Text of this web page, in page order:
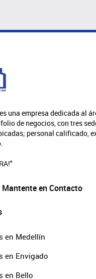
una empresa dedicada al
de negocios, con tres
personal calificado,
Mantente en Contacto
en Medellín
en Envigado
en Bello